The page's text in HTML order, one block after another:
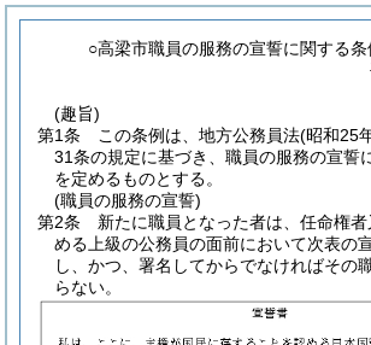
○高梁市職員の服務の宣誓に関する条
(趣旨)
第1条
この条例は、地方公務員法(昭和25
31条の規定に基づき、職員の服務の宣誓
を定めるものとする。
(職員の服務の宣誓)
第2条
新たに職員となった者は、任命権
める上級の公務員の面前において次表の
し、かつ、署名してからでなければその
らない。